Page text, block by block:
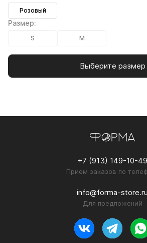
Розовый
Размер:
S M
Выберите размер
+7 (913) 149-10-49
Прием заказов по
info@forma-store.ru
Для предложений